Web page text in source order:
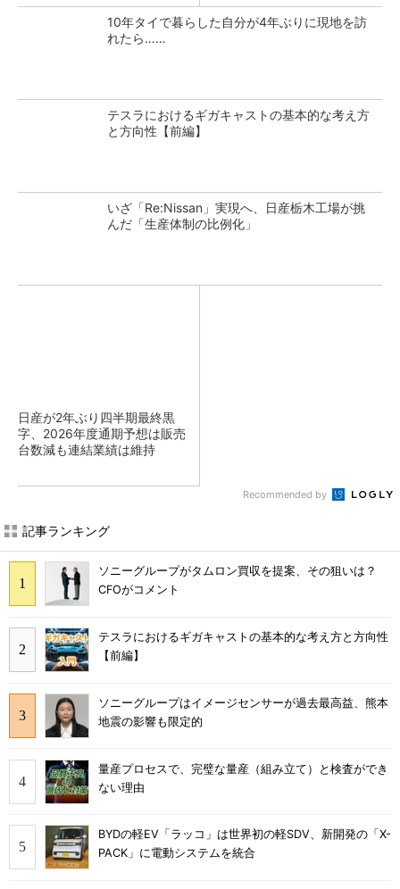
10年タイで暮らした自分が4年ぶりに現地を訪
れたら……
テスラにおけるギガキャストの基本的な考え方
と方向性【前編】
いざ「Re:Nissan」実現へ、日産栃木工場が挑
んだ「生産体制の比例化」
日産が2年ぶり四半期最終黒
字、2026年度通期予想は販売
台数減も連結業績は維持
Recommended by
記事ランキング
ソニーグループがタムロン買収を提案、その狙いは？
CFOがコメント
テスラにおけるギガキャストの基本的な考え方と方向性
【前編】
ソニーグループはイメージセンサーが過去最高益、熊本
地震の影響も限定的
量産プロセスで、完璧な量産（組み立て）と検査ができ
ない理由
BYDの軽EV「ラッコ」は世界初の軽SDV、新開発の「X-
PACK」に電動システムを統合